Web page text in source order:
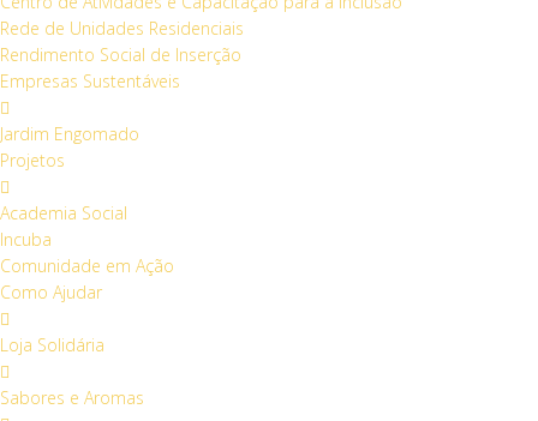
Rede de Unidades Residenciais
Rendimento Social de Inserção
Empresas Sustentáveis
Jardim Engomado
Projetos
Academia Social
Incuba
Comunidade em Ação
Como Ajudar
Loja Solidária
Sabores e Aromas